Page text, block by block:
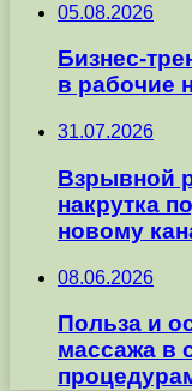
05.08.2026
Бизнес-
в рабочие
31.07.2026
Взрывной
накрутка
новому
08.06.2026
Польза и
массажа в